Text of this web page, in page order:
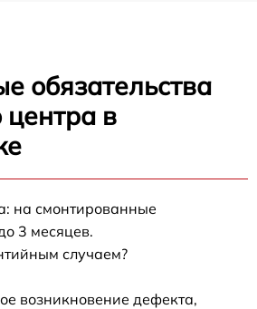
обязательства
центра в
на смонтированные
3 месяцев.
случаем?
возникновение дефекта,